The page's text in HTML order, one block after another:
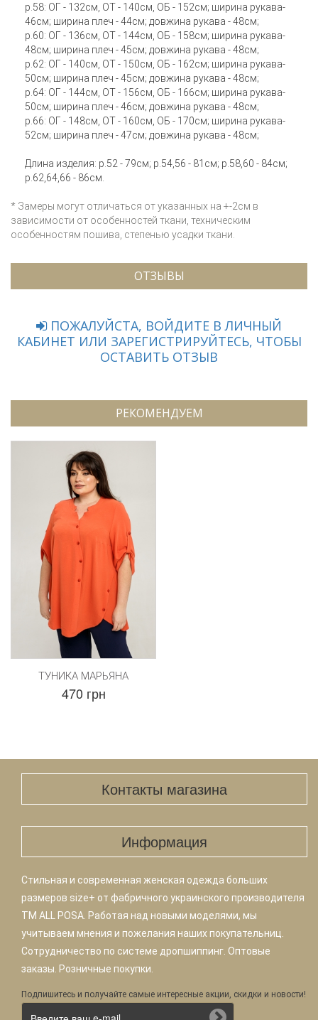
р.58: ОГ - 132см, ОТ - 140см, ОБ - 152см; ширина рукава-
46см; ширина плеч - 44см; довжина рукава - 48см;
р.60: ОГ - 136см, ОТ - 144см, ОБ - 158см; ширина рукава-
48см; ширина плеч - 45см; довжина рукава - 48см;
р.62: ОГ - 140см, ОТ - 150см, ОБ - 162см; ширина рукава-
50см; ширина плеч - 45см; довжина рукава - 48см;
р.64: ОГ - 144см, ОТ - 156см, ОБ - 166см; ширина рукава-
50см; ширина плеч - 46см; довжина рукава - 48см;
р.66: ОГ - 148см, ОТ - 160см, ОБ - 170см; ширина рукава-
52см; ширина плеч - 47см; довжина рукава - 48см;
Длина изделия: р.52 - 79см; р.54,56 - 81см; р.58,60 - 84см;
р.62,64,66 - 86см.
* Замеры могут отличаться от указанных на +-2см в
зависимости от особенностей ткани, техническим
особенностям пошива, степенью усадки ткани.
ОТЗЫВЫ
ПОЖАЛУЙСТА, ВОЙДИТЕ В ЛИЧНЫЙ
КАБИНЕТ ИЛИ ЗАРЕГИСТРИРУЙТЕСЬ, ЧТОБЫ
ОСТАВИТЬ ОТЗЫВ
РЕКОМЕНДУЕМ
ТУНИКА МАРЬЯНА
470 грн
Контакты магазина
Информация
Стильная и современная женская одежда больших
размеров size+ от фабричного украинского производителя
TM ALL POSA. Работая над новыми моделями, мы
учитываем мнения и пожелания наших покупательниц.
Сотрудничество по системе дропшиппинг. Оптовые
заказы. Розничные покупки.
Подпишитесь и получайте самые интересные акции, скидки и новости!